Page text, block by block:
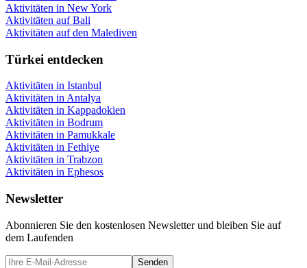
Aktivitäten in New York
Aktivitäten auf Bali
Aktivitäten auf den Malediven
Türkei entdecken
Aktivitäten in Istanbul
Aktivitäten in Antalya
Aktivitäten in Kappadokien
Aktivitäten in Bodrum
Aktivitäten in Pamukkale
Aktivitäten in Fethiye
Aktivitäten in Trabzon
Aktivitäten in Ephesos
Newsletter
Abonnieren Sie den kostenlosen Newsletter und bleiben Sie auf
dem Laufenden
Senden